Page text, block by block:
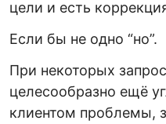
цели и есть
Если бы не одно “но”.
При некоторых
целесообразно ещё
клиентом проблемы,